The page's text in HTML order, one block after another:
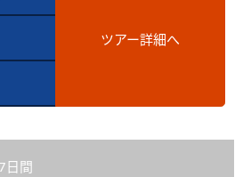
ツアー詳細へ
7日間